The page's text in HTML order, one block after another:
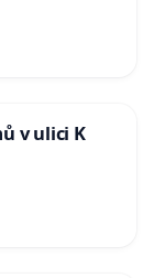
v ulici K